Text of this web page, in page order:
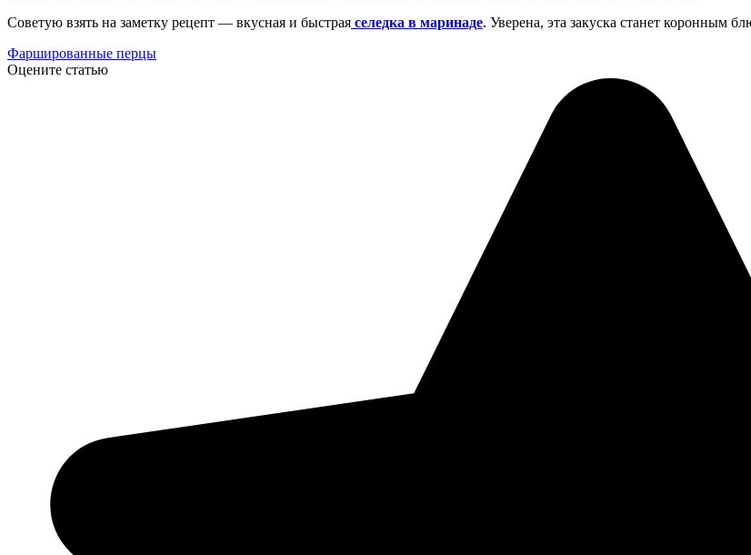
Советую взять на заметку рецепт — вкусная и быстрая селедка в маринаде. Уверена, эта закуска станет коронным
Фаршированные перцы
Оцените статью